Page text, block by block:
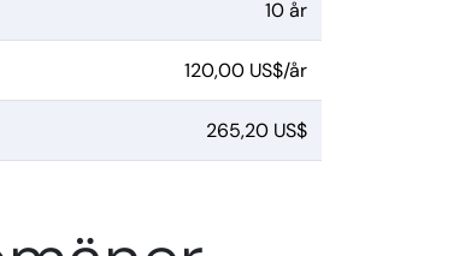
10 år
120,00 US$/år
265,20 US$